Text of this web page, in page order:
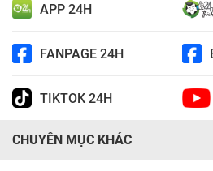
APP 24H
FANPAGE 24H
TIKTOK 24H
CHUYÊN MỤC KHÁC